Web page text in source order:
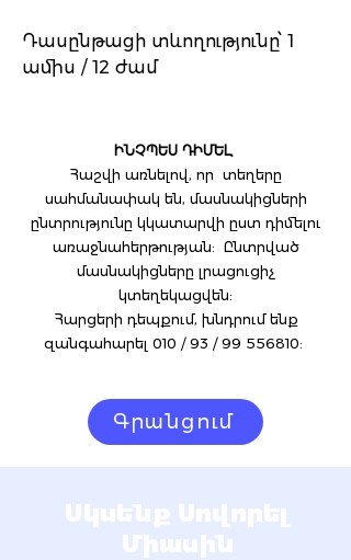
Դասընթացի տևողությունը՝ 1
ամիս / 12 ժամ
ԻՆՉՊԵՍ ԴԻՄԵԼ
Հաշվի առնելով, որ տեղերը
սահմանափակ են, մասնակիցների
ընտրությունը կկատարվի ըստ դիմելու
առաջնահերթության: Ընտրված
մասնակիցները լրացուցիչ
կտեղեկացվեն:
Հարցերի դեպքում, խնդրում ենք
զանգահարել 010 / 93 / 99 556810:
Գրանցում
Սկսենք Սովորել
Միասին